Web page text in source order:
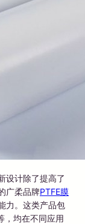
设计除了提高了
广柔品牌PTFE膜
力。这类产品包
，均在不同应用